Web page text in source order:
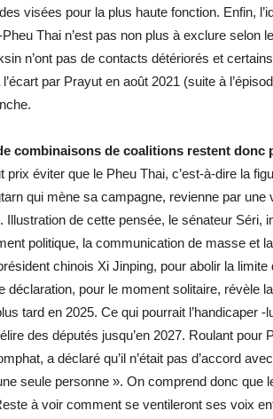
visées pour la plus haute fonction. Enfin,
Thai n’est pas non plus à exclure selon
n’ont pas de contacts détériorés et
par Prayut en août 2021 (suite à
combinaisons de coalitions restent donc
prix éviter que le Pheu Thai, c’est-à-dire la
qui mène sa campagne, revienne par une
Illustration de cette pensée, le sénateur Séri,
politique, la communication de masse et
chinois Xi Jinping, pour abolir la
déclaration, pour le moment solitaire, révèle
tard en 2025. Ce qui pourrait l’handicaper
des députés jusqu’en 2027. Roulant pour
a déclaré qu’il n’était pas d’accord
seule personne ». On comprend donc
à voir comment se ventileront ses voix